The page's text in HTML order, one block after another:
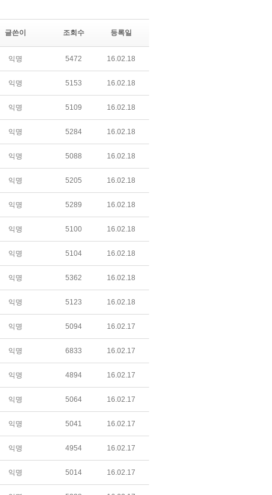
글쓴이 조회수 등록일
익명 5472 16.02.18
익명 5153 16.02.18
익명 5109 16.02.18
익명 5284 16.02.18
익명 5088 16.02.18
익명 5205 16.02.18
익명 5289 16.02.18
익명 5100 16.02.18
익명 5104 16.02.18
익명 5362 16.02.18
익명 5123 16.02.18
익명 5094 16.02.17
익명 6833 16.02.17
익명 4894 16.02.17
익명 5064 16.02.17
익명 5041 16.02.17
익명 4954 16.02.17
익명 5014 16.02.17